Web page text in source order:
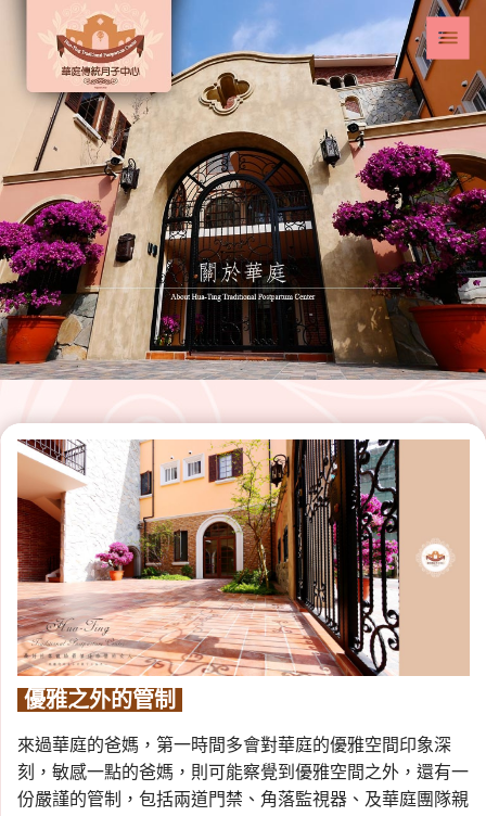
優雅之外的管制
來過華庭的爸媽，第一時間多會對華庭的優雅空間印象深
刻，敏感一點的爸媽，則可能察覺到優雅空間之外，還有一
份嚴謹的管制，包括兩道門禁、角落監視器、及華庭團隊親